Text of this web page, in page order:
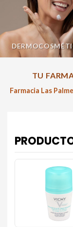
TU
Farmacia Las